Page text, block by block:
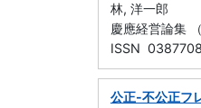
林, 洋一郎
慶應経営論集
ISSN
公正-不公正フ